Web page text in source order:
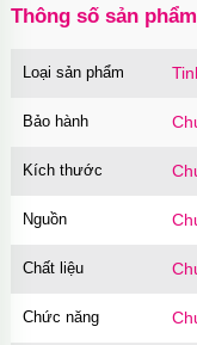
Thông số sản phẩm
Loại sản phẩm
Bảo hành
Kích thước
Nguồn
Chất liệu
Chức năng